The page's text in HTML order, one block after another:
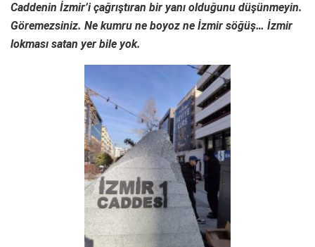
Caddenin İzmir’i çağrıştıran bir yanı olduğunu düşünmeyin.
Göremezsiniz. Ne kumru ne boyoz ne İzmir söğüş… İzmir
lokması satan yer bile yok.